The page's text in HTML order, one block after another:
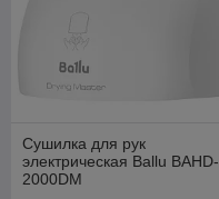
Сушилка для рук
электрическая Ballu BAHD-
2000DM